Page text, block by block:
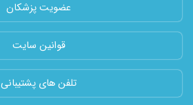
عضویت پزشکان
قوانین سایت
تلفن های پشتیبانی